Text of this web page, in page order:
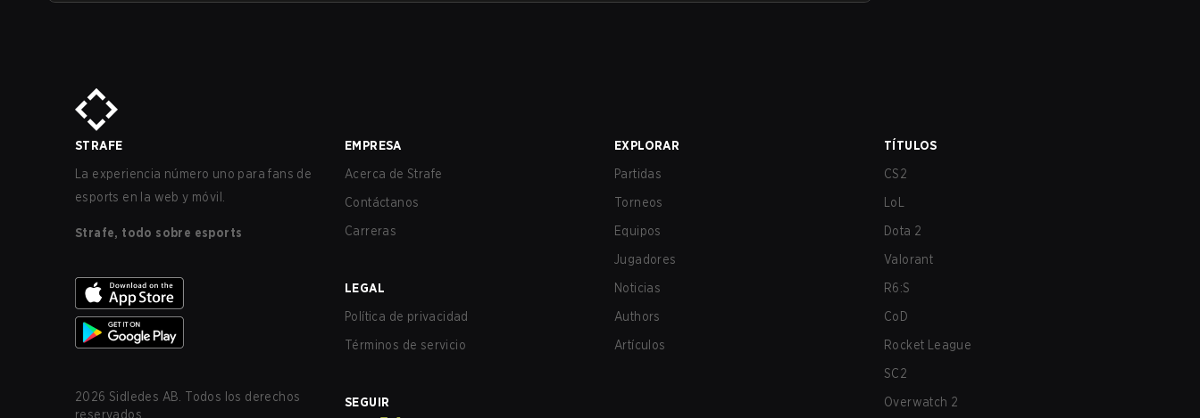
STRAFE
La experiencia número uno para fans de
esports en la web y móvil.
Strafe, todo sobre esports
2026 Sidledes AB. Todos los derechos
reservados.
EMPRESA
Acerca de Strafe
Contáctanos
Carreras
LEGAL
Política de privacidad
Términos de servicio
SEGUIR
EXPLORAR
Partidas
Torneos
Equipos
Jugadores
Noticias
Authors
Artículos
TÍTULOS
CS2
LoL
Dota 2
Valorant
R6:S
CoD
Rocket League
SC2
Overwatch 2